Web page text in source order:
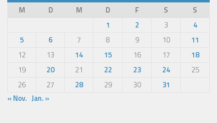
M
D M D F S
S
1
2 3
4
5
6 7 8 9 10
11
12
13 14 15 16 17
18
19
20 21 22 23 24
25
26
27 28 29 30
31
« Nov. Jan. »